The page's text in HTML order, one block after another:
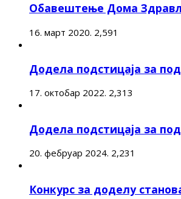
Обавештење Дома
16. март 2020. 2,591
Додела подстицаја за
17. октобар 2022. 2,313
Додела подстицаја за
20. фебруар 2024. 2,231
Конкурс за доделу